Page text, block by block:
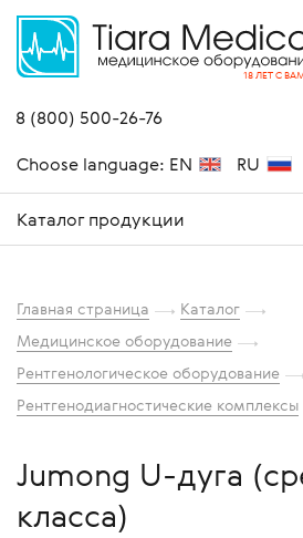
18 ЛЕТ С
8 (800) 500-26-76
Choose language: EN RU
Каталог продукции
Главная страница
Каталог
Медицинское оборудование
Рентгенологическое оборудование
Рентгенодиагностические комплексы
Jumong U-дуга
класса)